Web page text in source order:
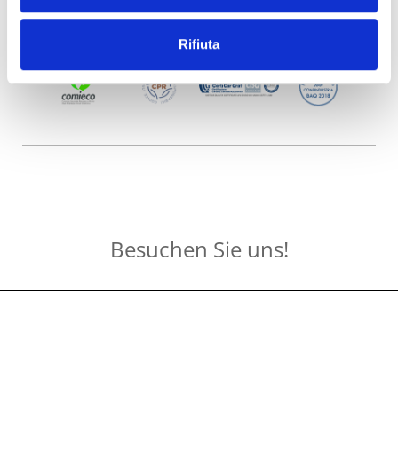
Rifiuta
Besuchen Sie uns!